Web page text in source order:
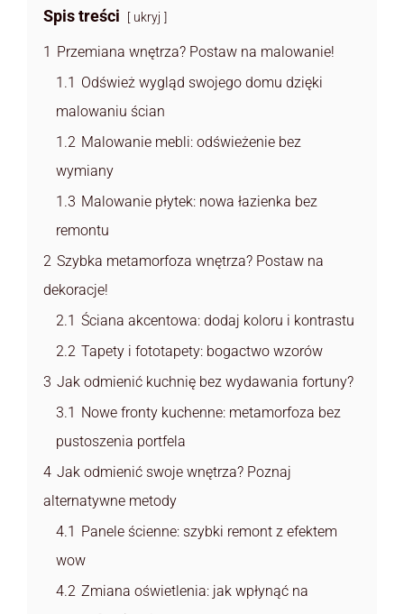
Spis treści ukryj
1 Przemiana wnętrza? Postaw na malowanie!
1.1 Odśwież wygląd swojego domu dzięki
malowaniu ścian
1.2 Malowanie mebli: odświeżenie bez
wymiany
1.3 Malowanie płytek: nowa łazienka bez
remontu
2 Szybka metamorfoza wnętrza? Postaw na
dekoracje!
2.1 Ściana akcentowa: dodaj koloru i kontrastu
2.2 Tapety i fototapety: bogactwo wzorów
3 Jak odmienić kuchnię bez wydawania fortuny?
3.1 Nowe fronty kuchenne: metamorfoza bez
pustoszenia portfela
4 Jak odmienić swoje wnętrza? Poznaj
alternatywne metody
4.1 Panele ścienne: szybki remont z efektem
wow
4.2 Zmiana oświetlenia: jak wpłynąć na